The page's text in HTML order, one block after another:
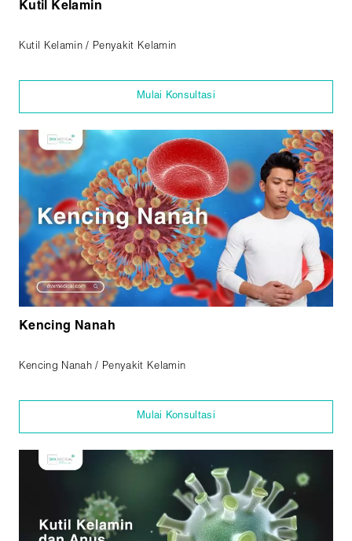
Kutil Kelamin
Kutil Kelamin / Penyakit Kelamin
Mulai Konsultasi
Kencing Nanah
Kencing Nanah / Penyakit Kelamin
Mulai Konsultasi